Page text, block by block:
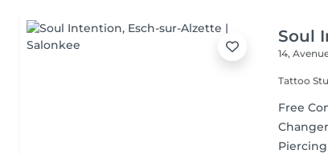
Soul
14,
Tattoo
Free